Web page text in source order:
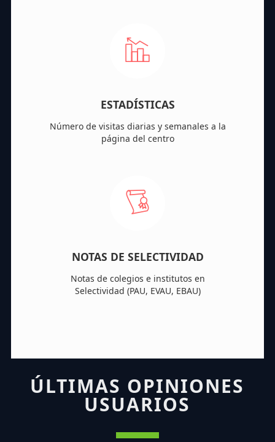
ESTADÍSTICAS
Número de visitas diarias y semanales a la
página del centro
NOTAS DE SELECTIVIDAD
Notas de colegios e institutos en
Selectividad (PAU, EVAU, EBAU)
ÚLTIMAS OPINIONES
USUARIOS